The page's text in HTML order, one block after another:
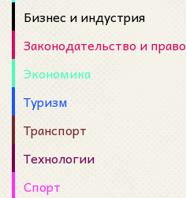
Бизнес и индустрия
Законодательство и право
Экономика
Туризм
Транспорт
Технологии
Спорт